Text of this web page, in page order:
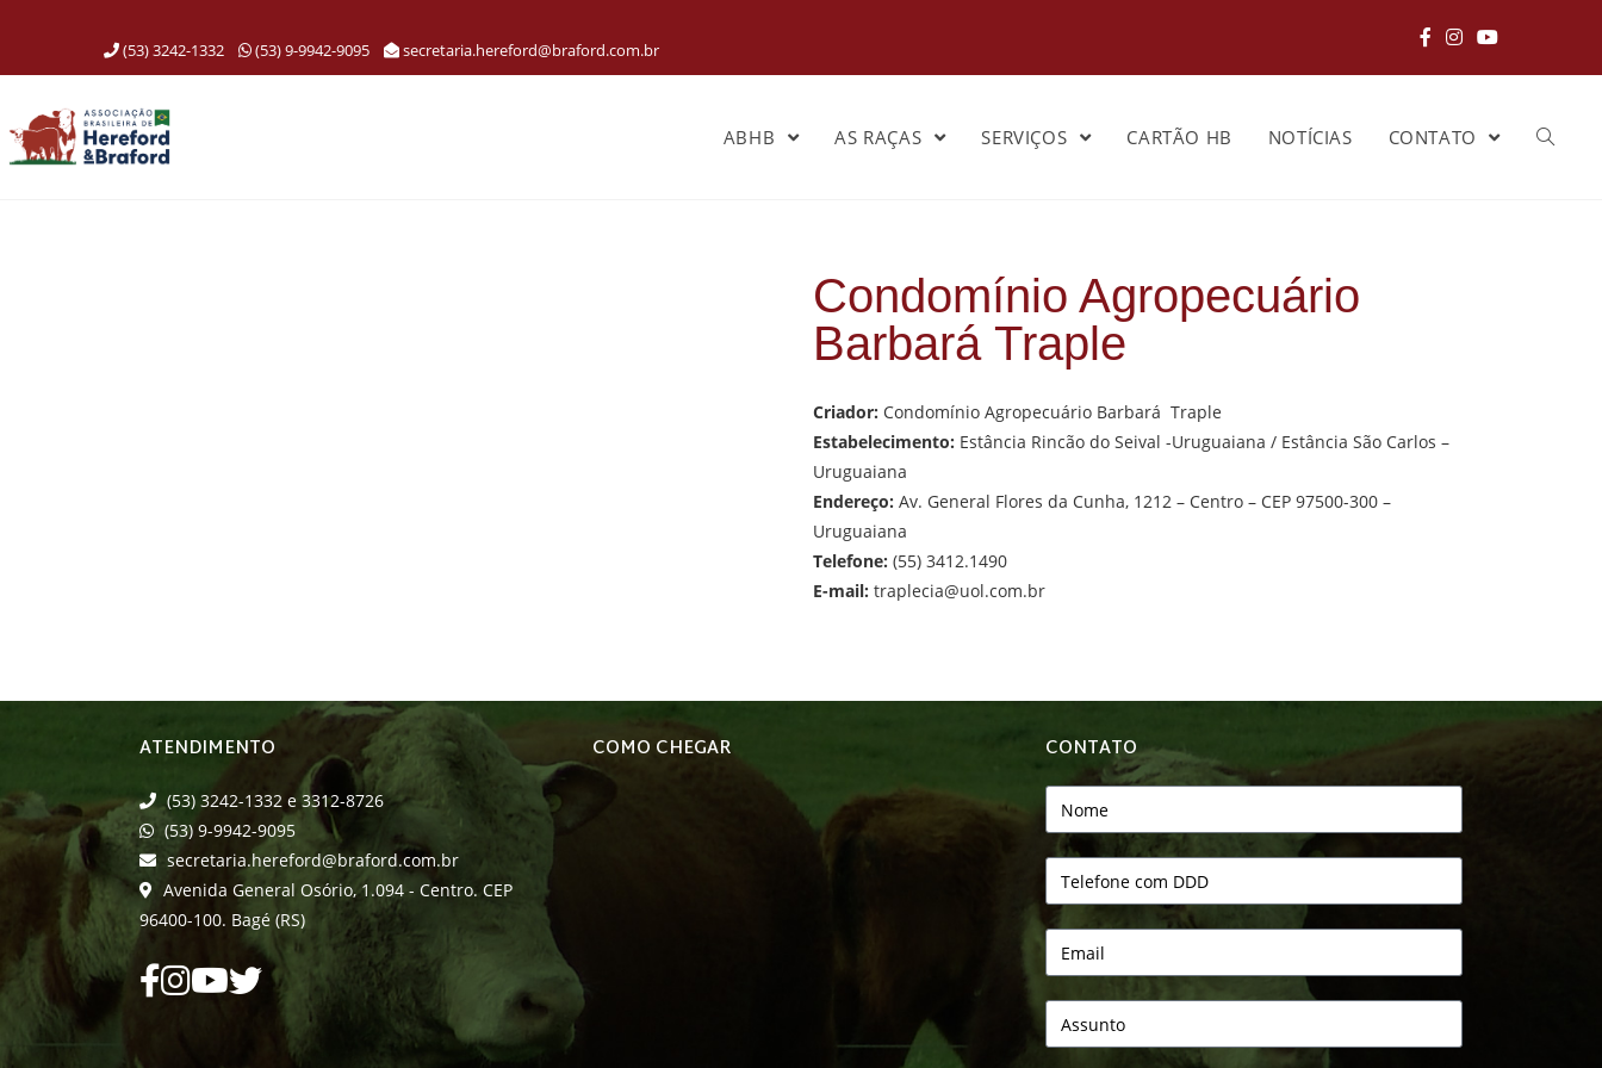
(53) 3242-1332 (53) 9-9942-9095 secretaria.hereford@braford.com.br
ABHB AS RAÇAS SERVIÇOS CARTÃO HB NOTÍCIAS CONTATO
Condomínio Agropecuário
Barbará Traple
Criador: Condomínio Agropecuário Barbará Traple
Estabelecimento: Estância Rincão do Seival -Uruguaiana / Estância São Carlos –
Uruguaiana
Endereço: Av. General Flores da Cunha, 1212 – Centro – CEP 97500-300 –
Uruguaiana
Telefone: (55) 3412.1490
E-mail: traplecia@uol.com.br
ATENDIMENTO
(53) 3242-1332 e 3312-8726
(53) 9-9942-9095
secretaria.hereford@braford.com.br
Avenida General Osório, 1.094 - Centro. CEP
96400-100. Bagé (RS)
COMO CHEGAR CONTATO